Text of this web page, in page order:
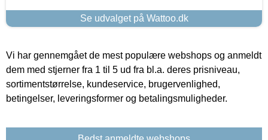
Se udvalget på Wattoo.dk
Vi har gennemgået de mest populære webshops og anmeldt
dem med stjerner fra 1 til 5 ud fra bl.a. deres prisniveau,
sortimentstørrelse, kundeservice, brugervenlighed,
betingelser, leveringsformer og betalingsmuligheder.